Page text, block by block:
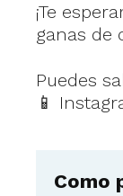
¡Te
ganas de
Puedes
📱
Como